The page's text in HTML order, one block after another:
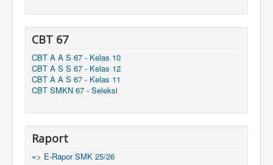
CBT 67
CBT A A S 67 - Kelas 10
CBT A S S 67 - Kelas 12
CBT A A S 67 - Kelas 11
CBT SMKN 67 - Seleksi
Raport
=> E-Rapor SMK 25/26